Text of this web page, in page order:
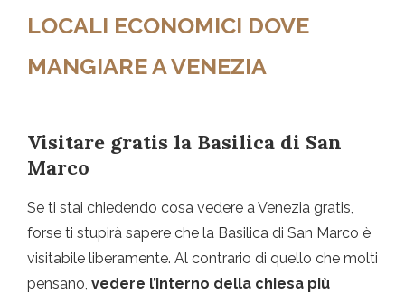
LOCALI ECONOMICI DOVE
MANGIARE A VENEZIA
Visitare gratis la Basilica di San
Marco
Se ti stai chiedendo cosa vedere a Venezia gratis,
forse ti stupirà sapere che la Basilica di San Marco è
visitabile liberamente. Al contrario di quello che molti
pensano, vedere l’interno della chiesa più